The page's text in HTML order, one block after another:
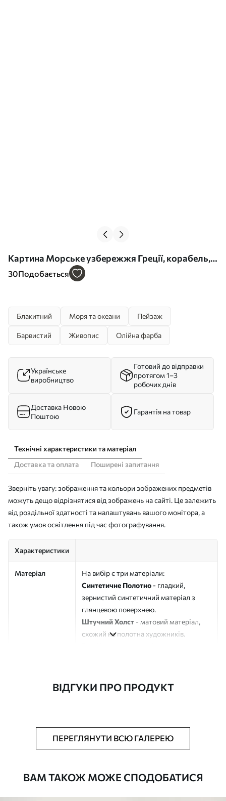
Картина Морське узбережжя Греції, корабель,
блакитна вода, олійний живопис, літня природа,
30Подобається
Блакитний Моря та океани Пейзаж
Барвистий Живопис Олійна фарба
Українське
виробництво
Готовий до відправки
протягом 1–3
робочих днів
Доставка Новою
Поштою
Гарантія на товар
Технічні характеристики та матеріал
Доставка та оплата
Поширені запитання
Зверніть увагу: зображення та кольори зображених предметів
можуть дещо відрізнятися від зображень на сайті. Це залежить
від роздільної здатності та налаштувань вашого монітора, а
також умов освітлення під час фотографування.
Характеристики
Матеріал
На вибір є три матеріали:
Синтетичне Полотно - гладкий,
зернистий синтетичний матеріал з
глянцевою поверхнею.
Штучний Холст - матовий матеріал,
схожий на полотна художників.
Додатково Можна додати лакове покриття.
ВІДГУКИ ПРО ПРОДУКТ
ПЕРЕГЛЯНУТИ ВСЮ ГАЛЕРЕЮ
ВАМ ТАКОЖ МОЖЕ СПОДОБАТИСЯ